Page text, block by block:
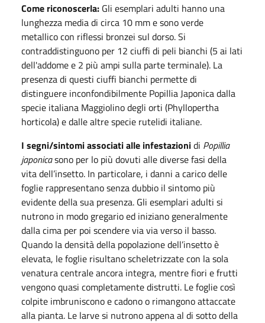
Come riconoscerla: Gli esemplari adulti hanno una
lunghezza media di circa 10 mm e sono verde
metallico con riflessi bronzei sul dorso. Si
contraddistinguono per 12 ciuffi di peli bianchi (5 ai lati
dell'addome e 2 più ampi sulla parte terminale). La
presenza di questi ciuffi bianchi permette di
distinguere inconfondibilmente Popillia Japonica dalla
specie italiana Maggiolino degli orti (Phyllopertha
horticola) e dalle altre specie rutelidi italiane.
I segni/sintomi associati alle infestazionidi Popillia
japonicasono per lo più dovuti alle diverse fasi della
vita dell’insetto. In particolare, i danni a carico delle
foglie rappresentano senza dubbio il sintomo più
evidente della sua presenza. Gli esemplari adulti si
nutrono in modo gregario ed iniziano generalmente
dalla cima per poi scendere via via verso il basso.
Quando la densità della popolazione dell’insetto è
elevata, le foglie risultano scheletrizzate con la sola
venatura centrale ancora integra, mentre fiori e frutti
vengono quasi completamente distrutti. Le foglie così
colpite imbruniscono e cadono o rimangono attaccate
alla pianta. Le larve si nutrono appena al di sotto della